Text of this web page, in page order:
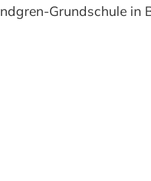
Grundschule in